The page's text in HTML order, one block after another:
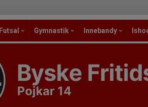
Futsal Gymnastik Innebandy
Byske
Pojkar 14